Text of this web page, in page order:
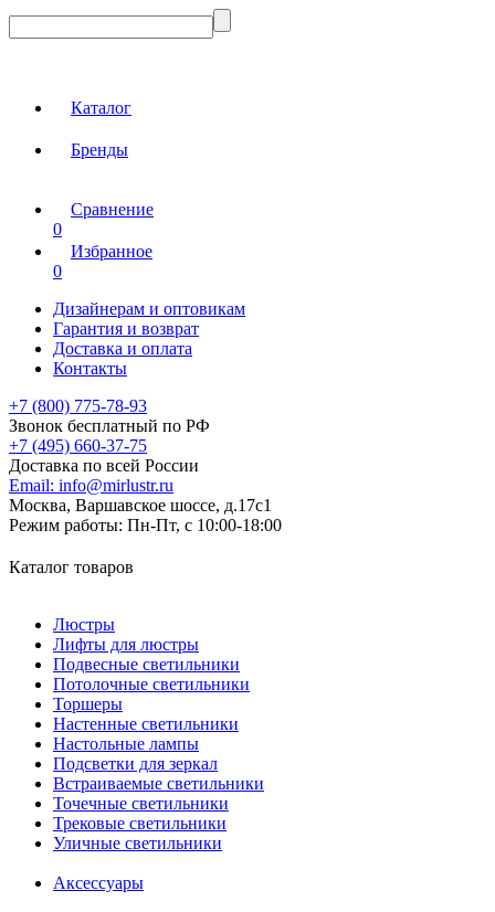
Каталог
Бренды
Сравнение
0
Избранное
0
Дизайнерам и оптовикам
Гарантия и возврат
Доставка и оплата
Контакты
+7 (800) 775-78-93
Звонок бесплатный по РФ
+7 (495) 660-37-75
Доставка по всей России
Email: info@mirlustr.ru
Москва, Варшавское шоссе, д.17c1
Режим работы: Пн-Пт, с 10:00-18:00
Каталог товаров
Люстры
Лифты для люстры
Подвесные светильники
Потолочные светильники
Торшеры
Настенные светильники
Настольные лампы
Подсветки для зеркал
Встраиваемые светильники
Точечные светильники
Трековые светильники
Уличные светильники
Аксессуары